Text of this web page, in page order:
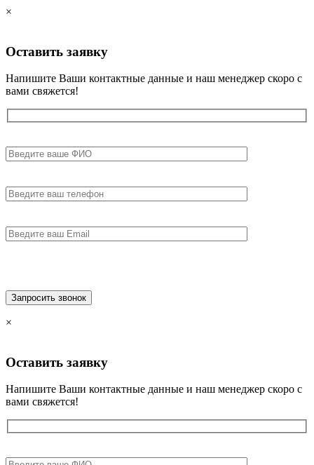
×
Оставить заявку
Напишите Ваши контактные данные и наш менеджер скоро с
вами свяжется!
×
Оставить заявку
Напишите Ваши контактные данные и наш менеджер скоро с
вами свяжется!